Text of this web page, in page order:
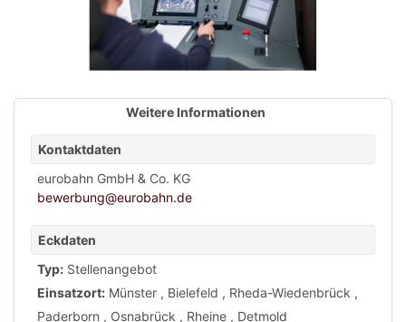
Weitere Informationen
Kontaktdaten
eurobahn GmbH & Co. KG
bewerbung@eurobahn.de
Eckdaten
Typ: Stellenangebot
Einsatzort: Münster , Bielefeld , Rheda-Wiedenbrück ,
Paderborn , Osnabrück , Rheine , Detmold